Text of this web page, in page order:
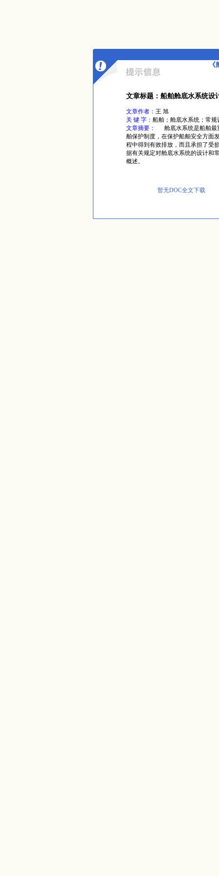
文章标题：船舶舱底水系统设
文章作者： 王 旭
关 键 字： 船舶；舱底水系统；常规
文章摘要：
舱底水系统是船舶最
舶保护制度，在保护船舶安全方面
程中得到有效排放，而且承担了受
据有关规定对舱底水系统的设计和
概述。
暂无DOC全文下载